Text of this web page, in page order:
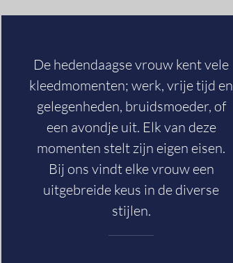
De hedendaagse vrouw kent vele
kleedmomenten; werk, vrije tijd en
gelegenheden, bruidsmoeder, of
een avondje uit. Elk van deze
momenten stelt zijn eigen eisen.
Bij ons vindt elke vrouw een
uitgebreide keus in de diverse
stijlen.